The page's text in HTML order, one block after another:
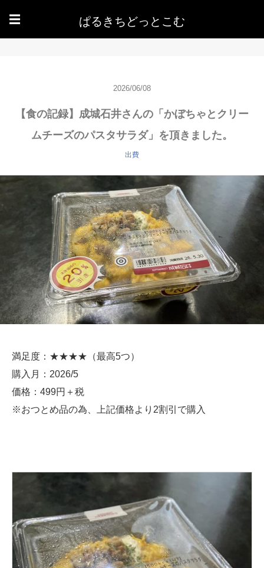
☰ ぱるきちどっとこむ
2026/06/08
【食の記録】成城石井さんの「かぼちゃとクリー
ムチーズのパスタサラダ」を頂きました。
出費
満足度：★★★★（最高5つ）
購入月：2026/5
価格：499円＋税
※おつとめ品の為、上記価格より2割引で購入